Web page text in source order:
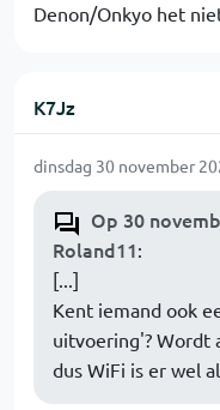
Denon/Onkyo het
K7Jz
dinsdag 30 november
Op 30
Roland11:
[...]
Kent iemand ook
uitvoering'? Wordt
dus WiFi is er wel